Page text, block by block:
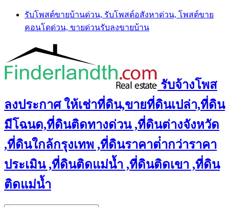
Skip
content
รับโพสต์ขายบ้านด่วน, รับโพสต์อสังหาด่วน, โพสต์ขาย
คอนโดด่วน, ขายด่วนรับลงขายบ้าน
รับจ้างโพส
ลงประกาศ ให้เช่าที่ดิน,ขายที่ดินเปล่า,ที่ดิน
มีโฉนด,ที่ดินติดทางด่วน ,ที่ดินต่างจังหวัด
,ที่ดินใกล้กรุงเทพ ,ที่ดินราคาต่ํากว่าราคา
ประเมิน ,ที่ดินติดแม่น้ำ ,ที่ดินติดเขา ,ที่ดิน
ติดแม่น้ำ